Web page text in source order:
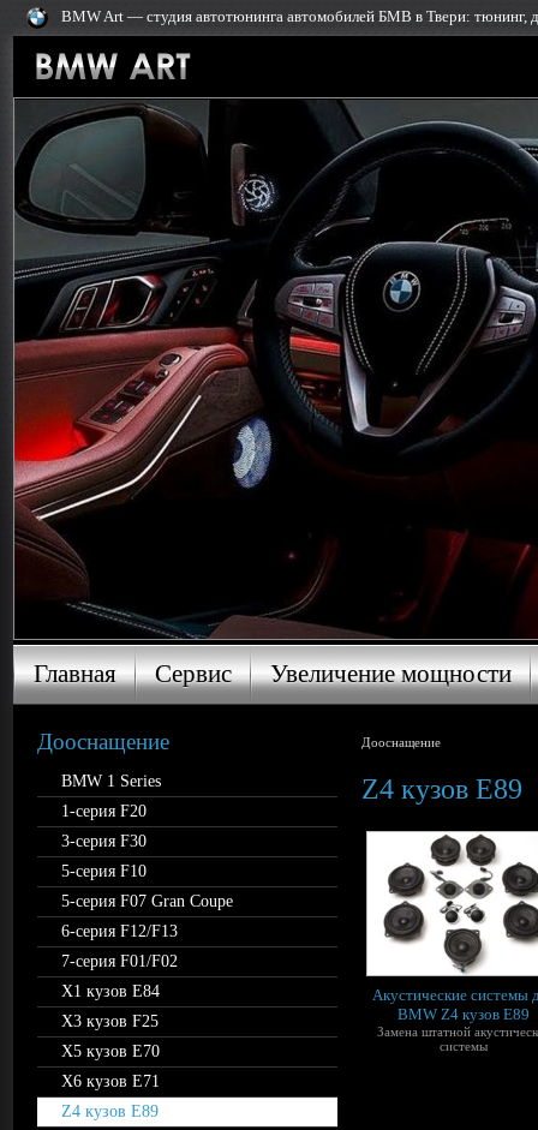
BMW Art — cтудия автотюнинга автомобилей БМВ в Твери: тюнинг,
Главная
Главная Сервис
Сервис Увеличение мощности
Увеличение мощности
Дооснащение
BMW 1 Series
1-серия F20
3-серия F30
5-серия F10
5-серия F07 Gran Coupe
6-серия F12/F13
7-серия F01/F02
X1 кузов E84
X3 кузов F25
X5 кузов E70
X6 кузов E71
Z4 кузов E89
Дооснащение
Z4 кузов E89
Акустические системы
BMW Z4 кузов E89
Замена штатной
системы